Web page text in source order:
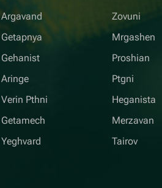
Argavand
Getapnya
Gehanist
Aringe
Verin Pthni
Getamech
Yeghvard
Zovuni
Mrgashen
Proshian
Ptgni
Heganista
Merzavan
Tairov